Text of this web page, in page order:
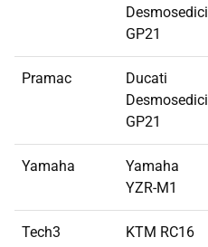
Desmosedici
GP21
Pramac
Ducati
Desmosedici
GP21
Yamaha
Yamaha
YZR-M1
Tech3 KTM RC16